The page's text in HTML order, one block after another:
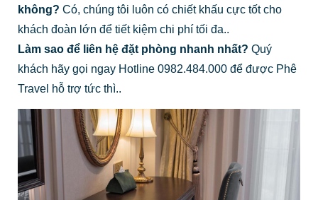
không? Có, chúng tôi luôn có chiết khấu cực tốt cho
khách đoàn lớn để tiết kiệm chi phí tối đa..
Làm sao để liên hệ đặt phòng nhanh nhất? Quý
khách hãy gọi ngay Hotline 0982.484.000 để được Phê
Travel hỗ trợ tức thì..